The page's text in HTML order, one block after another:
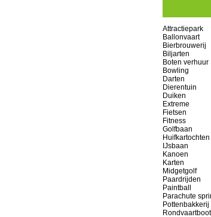
Attractiepark
Ballonvaart
Bierbrouwerij
Biljarten
Boten verhuur
Bowling
Darten
Dierentuin
Duiken
Extreme
Fietsen
Fitness
Golfbaan
Huifkartochten
IJsbaan
Kanoen
Karten
Midgetgolf
Paardrijden
Paintball
Parachute
Pottenbakkerij
Rondvaartboot